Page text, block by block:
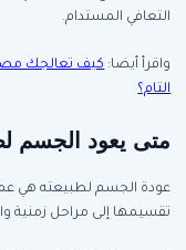
التعافي المستدام.
واقرأ أيضا:كيف تعالجك
التام؟
متى يعود الجسم
عودة الجسم لطبيعته هي
تقسيمها إلى مراحل زمنية